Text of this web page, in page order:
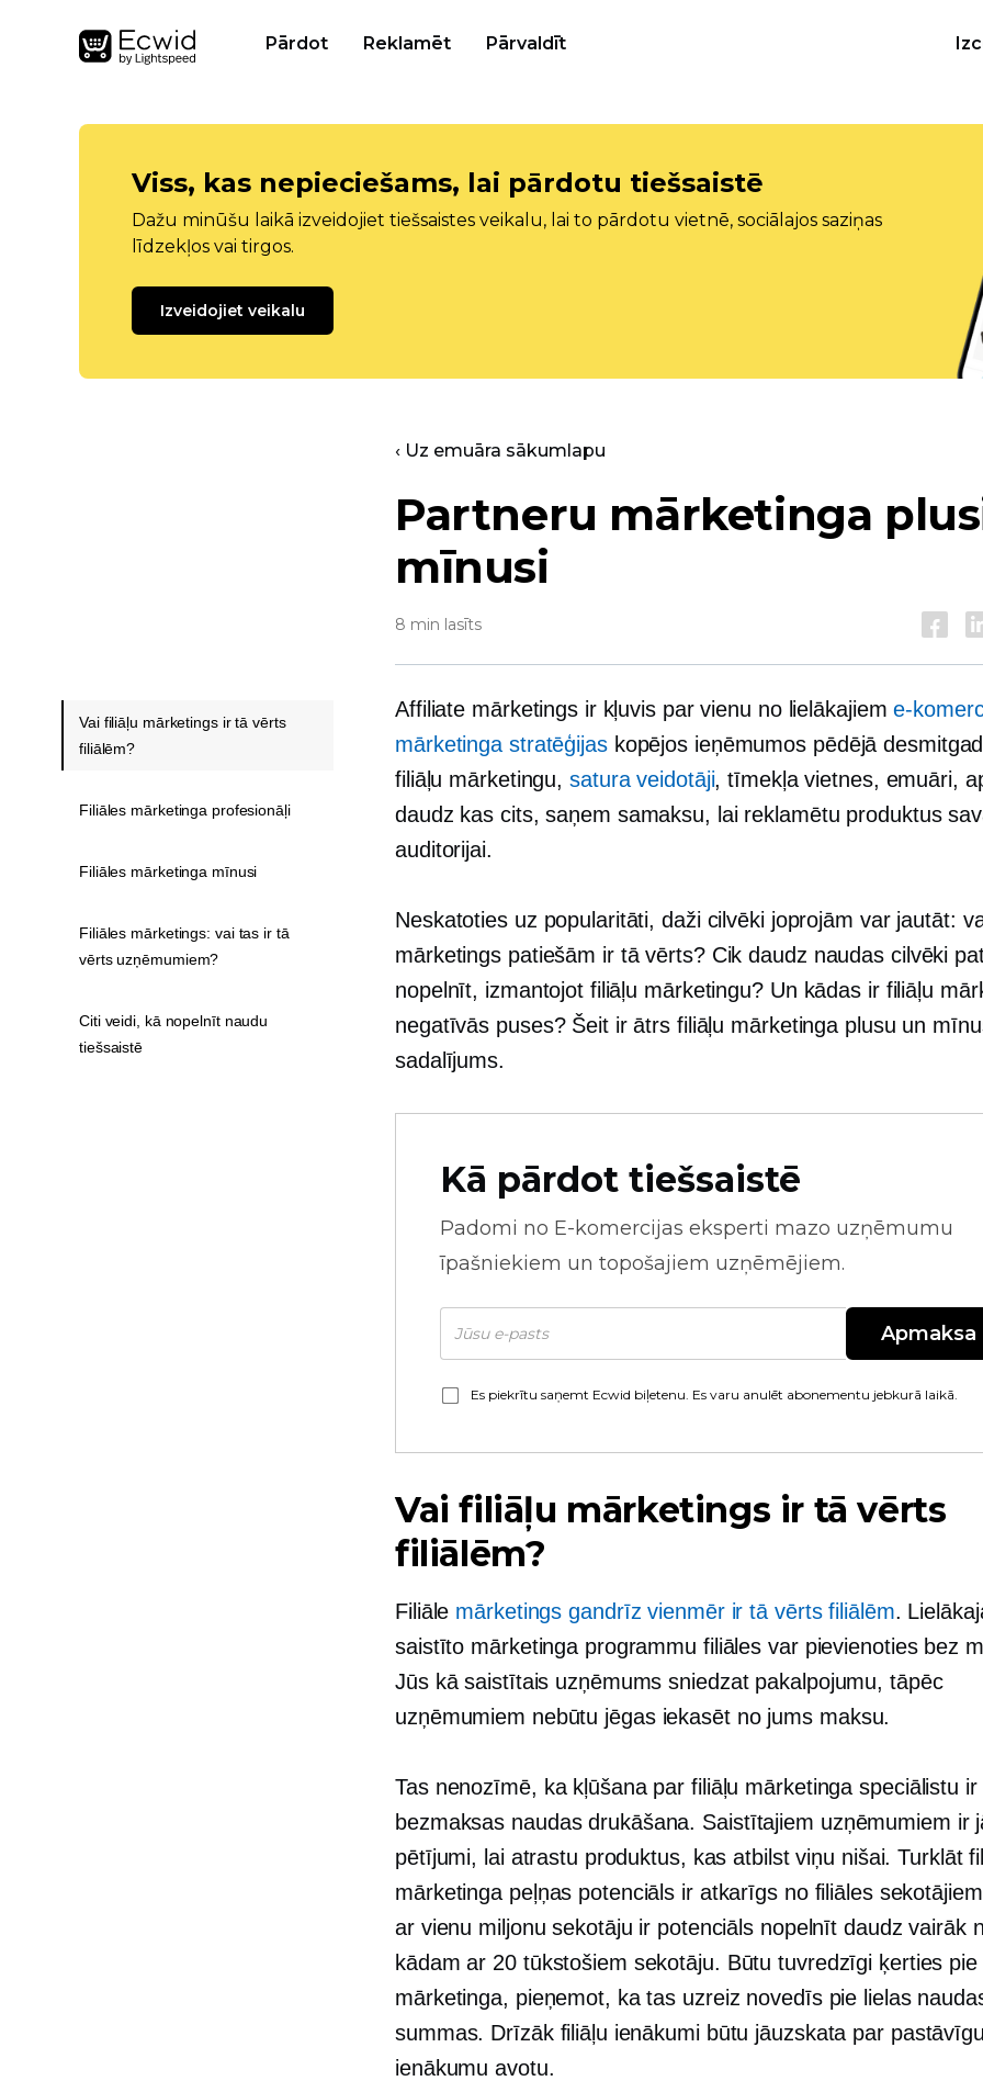
Pārdot Reklamēt Pārvaldīt
Viss, kas nepieciešams, lai pārdotu tiešsaistē
Dažu minūšu laikā izveidojiet tiešsaistes veikalu, lai to pārdotu vietnē, sociālajos saziņas
līdzekļos vai tirgos.
Izveidojiet veikalu
‹ Uz emuāra sākumlapu
Partneru mārketinga
mīnusi
8 min lasīts
Affiliate mārketings ir kļuvis par vienu no lielākajieme-
mārketinga stratēģijaskopējos ieņēmumos pēdējā
filiāļu mārketingu, satura veidotāji, tīmekļa vietnes, emuāri,
daudz kas cits, saņem samaksu, lai reklamētu produktus
auditorijai.
Neskatoties uz popularitāti, daži cilvēki joprojām var jautāt:
mārketings patiešām ir tā vērts? Cik daudz naudas cilvēki
nopelnīt, izmantojot filiāļu mārketingu? Un kādas ir filiāļu
negatīvās puses? Šeit ir ātrs filiāļu mārketinga plusu un
sadalījums.
Kā pārdot tiešsaistē
Padomi no E-komercijas eksperti mazo uzņēmumu
īpašniekiem un topošajiem uzņēmējiem.
Apmaksa
Es piekrītu saņemt Ecwid biļetenu. Es varu anulēt abonementu jebkurā laikā.
Vai filiāļu mārketings ir tā vērts
filiālēm?
Filiāle mārketings gandrīz vienmēr ir tā vērts filiālēm.
saistīto mārketinga programmu filiāles var pievienoties bez
Jūs kā saistītais uzņēmums sniedzat pakalpojumu, tāpēc
uzņēmumiem nebūtu jēgas iekasēt no jums maksu.
Tas nenozīmē, ka kļūšana par filiāļu mārketinga speciālistu ir
bezmaksas naudas drukāšana. Saistītajiem uzņēmumiem ir
pētījumi, lai atrastu produktus, kas atbilst viņu nišai. Turklāt
mārketinga peļņas potenciāls ir atkarīgs no filiāles
ar vienu miljonu sekotāju ir potenciāls nopelnīt daudz vairāk
kādam ar 20 tūkstošiem sekotāju. Būtu tuvredzīgi ķerties pie
mārketinga, pieņemot, ka tas uzreiz novedīs pie lielas
summas. Drīzāk filiāļu ienākumi būtu jāuzskata par
ienākumu avotu.
Vai filiāļu mārketings ir tā vērts
filiālēm?
Filiāles mārketinga profesionāļi
Filiāles mārketinga mīnusi
Filiāles mārketings: vai tas ir tā
vērts uzņēmumiem?
Citi veidi, kā nopelnīt naudu
tiešsaistē